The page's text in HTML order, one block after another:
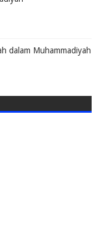
dalam Muhammadiyah